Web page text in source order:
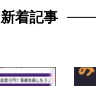
着記事